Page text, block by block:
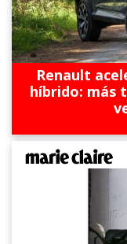
Renault
híbrido: más